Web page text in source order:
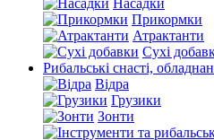
Насадки
Прикормки
Атрактанти
Сухі
Рибальські снасті,
Відра
Грузики
Зонти